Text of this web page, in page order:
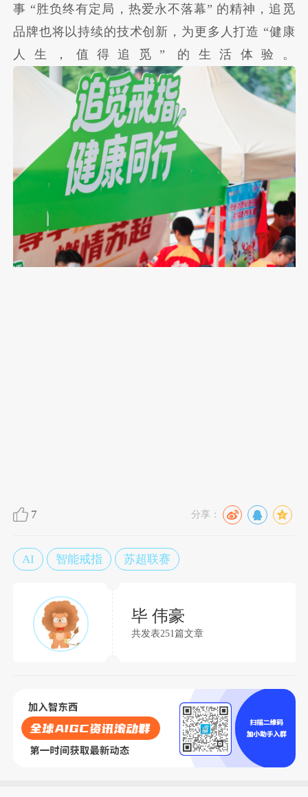
事 “胜负终有定局，热爱永不落幕” 的精神，追觅
品牌也将以持续的技术创新，为更多人打造 “健康
人生，值得追觅” 的生活体验。
7 分享：
AI 智能戒指 苏超联赛
毕 伟豪
共发表251篇文章